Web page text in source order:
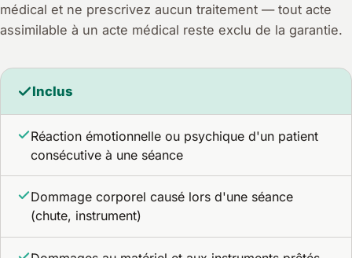
médical et ne prescrivez aucun traitement — tout acte
assimilable à un acte médical reste exclu de la garantie.
Inclus
Réaction émotionnelle ou psychique d'un patient
consécutive à une séance
Dommage corporel causé lors d'une séance
(chute, instrument)